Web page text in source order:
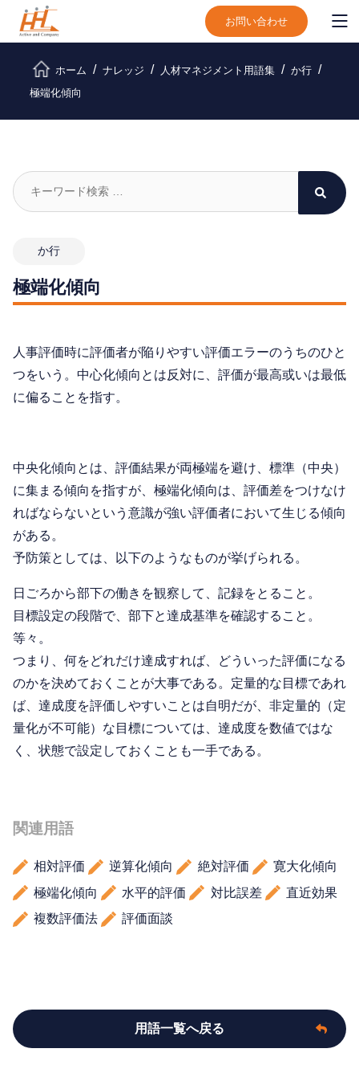
お問い合わせ
ホーム ナレッジ 人材マネジメント用語集
か行
極端化傾向
か行
極端化傾向
人事評価時に評価者が陥りやすい評価エラーのうちのひと
つをいう。中心化傾向とは反対に、評価が最高或いは最低
に偏ることを指す。
中央化傾向とは、評価結果が両極端を避け、標準（中央）
に集まる傾向を指すが、極端化傾向は、評価差をつけなけ
ればならないという意識が強い評価者において生じる傾向
がある。
予防策としては、以下のようなものが挙げられる。
日ごろから部下の働きを観察して、記録をとること。
目標設定の段階で、部下と達成基準を確認すること。
等々。
つまり、何をどれだけ達成すれば、どういった評価になる
のかを決めておくことが大事である。定量的な目標であれ
ば、達成度を評価しやすいことは自明だが、非定量的（定
量化が不可能）な目標については、達成度を数値ではな
く、状態で設定しておくことも一手である。
関連用語
相対評価 逆算化傾向 絶対評価
寛大化傾向
極端化傾向
水平的評価 対比誤差
直近効果
複数評価法
評価面談
用語一覧へ戻る